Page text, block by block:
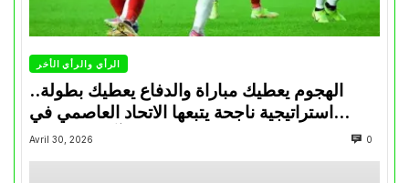
الرأي والرأي الأخر
الهجوم يعطيك مباراة والدفاع يعطيك بطولة..
استراتيجية ناجحة يتبعها الاتحاد العاصمي في
تتويجاته آخر السنوات
Avril 30, 2026 0